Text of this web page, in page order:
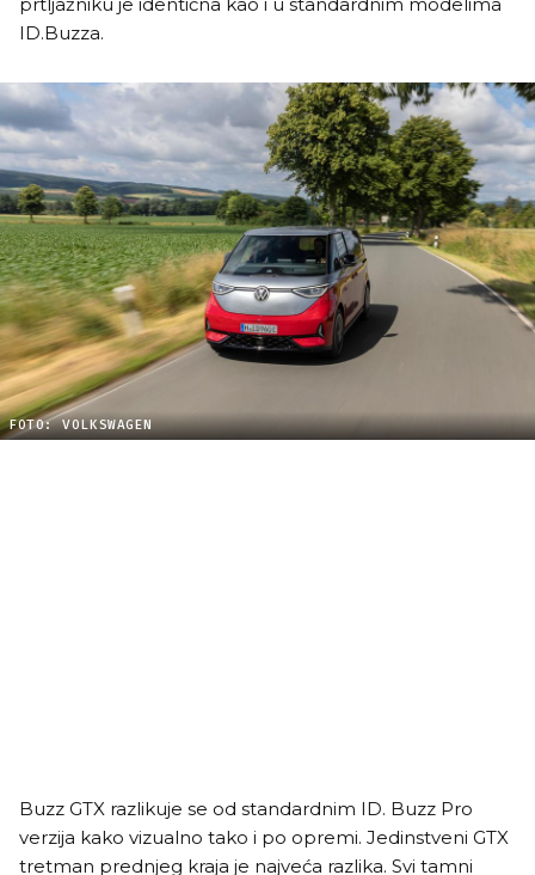
prtljažniku je identična kao i u standardnim modelima
ID.Buzza.
FOTO: VOLKSWAGEN
Buzz GTX razlikuje se od standardnim ID. Buzz Pro
verzija kako vizualno tako i po opremi. Jedinstveni GTX
tretman prednjeg kraja je najveća razlika. Svi tamni